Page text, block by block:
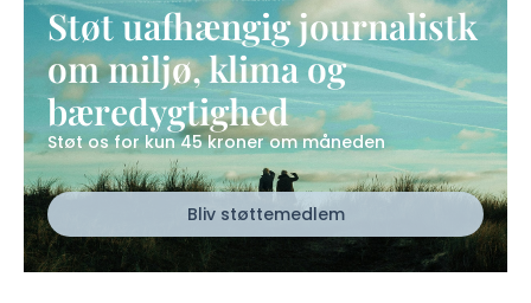
Støt uafhængig journalistk
om miljø, klima og
bæredygtighed
Støt os for kun 45 kroner om måneden
Bliv støttemedlem